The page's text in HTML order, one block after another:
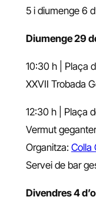
5 i diumenge 6
Diumenge 29
10:30 h | Plaça
XXVII Trobada
12:30 h | Plaça
Vermut
Organitza: Colla
Servei de bar
Divendres 4